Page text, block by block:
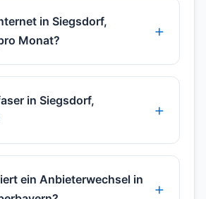
in Siegsdorf,
Monat?
in Siegsdorf,
ein Anbieterwechsel in